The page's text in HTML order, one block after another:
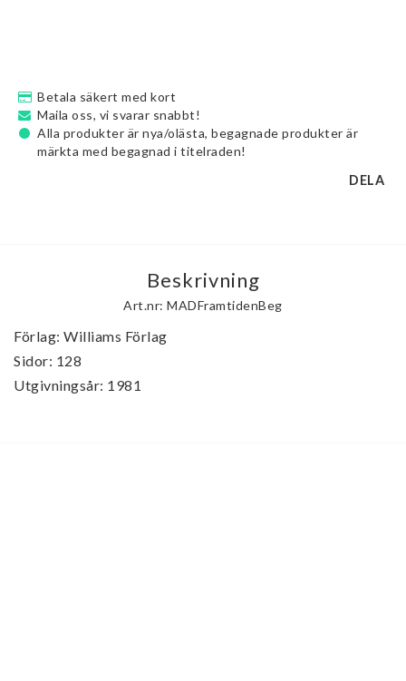
Betala säkert med kort
Maila oss, vi svarar snabbt!
Alla produkter är nya/olästa, begagnade produkter är
märkta med begagnad i titelraden!
DELA
Beskrivning
Art.nr: MADFramtidenBeg
Förlag: Williams Förlag
Sidor: 128
Utgivningsår: 1981